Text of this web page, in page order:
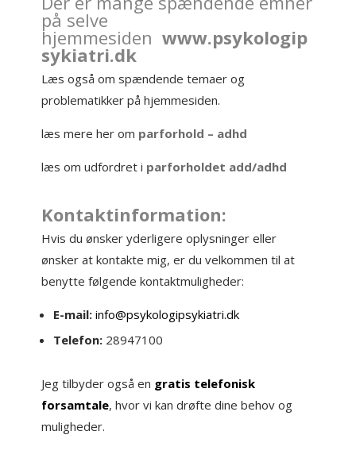
på selve
hjemmesiden www.psykologip
sykiatri.dk
Læs også om spændende temaer og
problematikker på hjemmesiden.
læs mere her om parforhold – adhd
læs om udfordret i parforholdet add/adhd
Kontaktinformation:
Hvis du ønsker yderligere oplysninger eller
ønsker at kontakte mig, er du velkommen til at
benytte følgende kontaktmuligheder:
E-mail: info@psykologipsykiatri.dk
Telefon: 28947100
Jeg tilbyder også en gratis telefonisk
forsamtale, hvor vi kan drøfte dine behov og
muligheder.